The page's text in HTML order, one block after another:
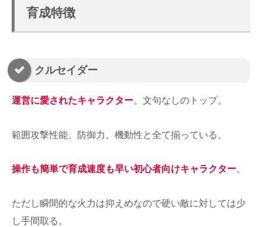
育成特徴
クルセイダー
運営に愛されたキャラクター。文句なしのトップ。
範囲攻撃性能、防御力。機動性と全て揃っている。
操作も簡単で育成速度も早い初心者向けキャラクター。
ただし瞬間的な火力は抑えめなので硬い敵に対しては少
し手間取る。